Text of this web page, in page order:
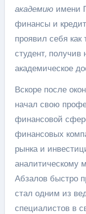
академиюимени
финансы и
проявил себя
студент, получив
академическое
Вскоре после
начал свою
финансовой
финансовых
рынка и
Абзалов быстро
стал одним из
специалистов в